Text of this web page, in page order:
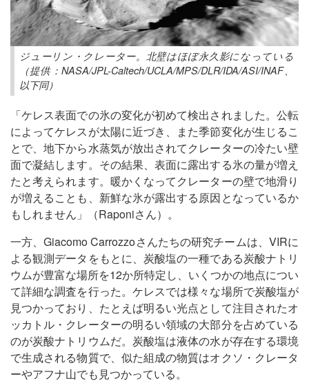
ジューリン・クレーター。北壁はほぼ永久影になっている
（提供：NASA/JPL-Caltech/UCLA/MPS/DLR/IDA/ASI/INAF、
以下同）
「ケレス表面での氷の変化が初めて検出されました。公転
によってケレスが太陽に近づき、また季節変化が生じるこ
とで、地下から水蒸気が放出されてクレーターの冷たい壁
面で凝結します。その結果、表面に露出する氷の量が増え
たと考えられます。暖かくなってクレーターの壁で地滑り
が増えることも、新鮮な氷が露出する原因となっているか
もしれません」（Raponiさん）。
一方、Giacomo Carrozzoさんたちの研究チームは、VIRに
よる観測データをもとに、炭酸塩の一種である炭酸ナトリ
ウムが豊富な場所を12か所特定し、いくつかの地点につい
て詳細な調査を行った。ケレスでは様々な場所で炭酸塩が
見つかっており、たとえば明るい光点として注目されたオ
ッカトル・クレーターの明るい領域の大部分を占めている
のが炭酸ナトリウムだ。炭酸塩は液体の水が存在する環境
で生成される物質で、似た組成の物質はオクソ・クレータ
ーやアフナ山でも見つかっている。